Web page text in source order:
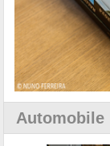
Automobile